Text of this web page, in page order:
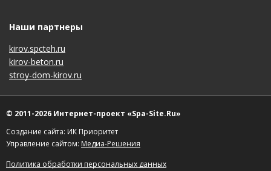
Наши партнеры
kirov.spcteh.ru
kirov-beton.ru
stroy-dom-kirov.ru
© 2011-2026 Интернет-проект «Spa-Site.Ru»
Создание сайта: ИК Приоритет
Управление сайтом: Медиа-Решения
Политика обработки персональных данных